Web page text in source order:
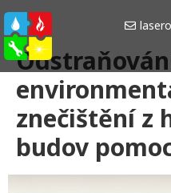
znečištění z
budov